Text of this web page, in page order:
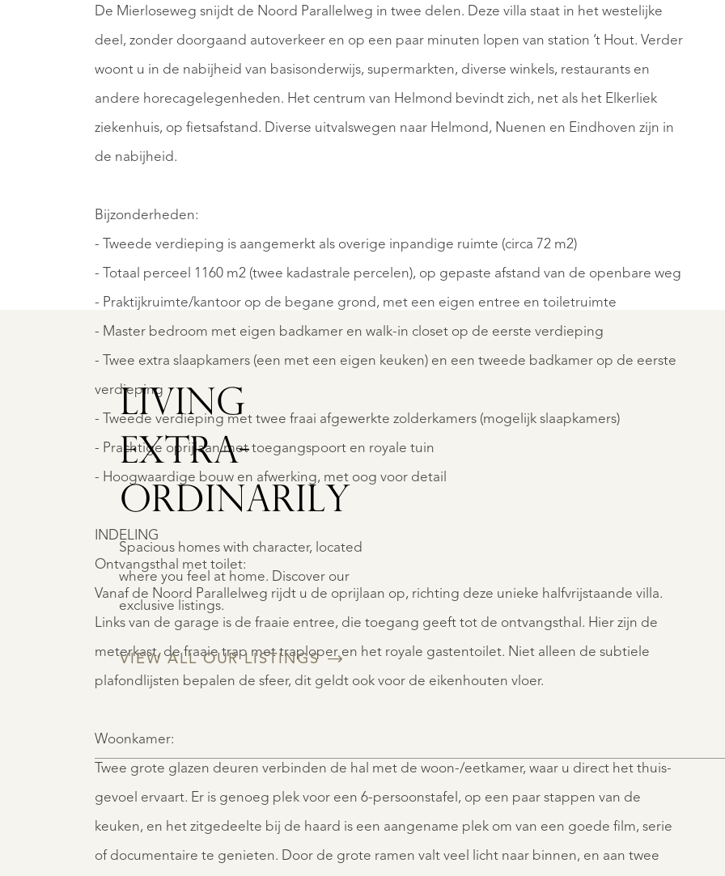
De Mierloseweg snijdt de Noord Parallelweg in twee delen. Deze villa staat in het westelijke
deel, zonder doorgaand autoverkeer en op een paar minuten lopen van station ’t Hout. Verder
woont u in de nabijheid van basisonderwijs, supermarkten, diverse winkels, restaurants en
andere horecagelegenheden. Het centrum van Helmond bevindt zich, net als het Elkerliek
ziekenhuis, op fietsafstand. Diverse uitvalswegen naar Helmond, Nuenen en Eindhoven zijn in
de nabijheid.
Bijzonderheden:
- Tweede verdieping is aangemerkt als overige inpandige ruimte (circa 72 m2)
- Totaal perceel 1160 m2 (twee kadastrale percelen), op gepaste afstand van de openbare weg
- Praktijkruimte/kantoor op de begane grond, met een eigen entree en toiletruimte
- Master bedroom met eigen badkamer en walk-in closet op de eerste verdieping
- Twee extra slaapkamers (een met een eigen keuken) en een tweede badkamer op de eerste
verdieping
- Tweede verdieping met twee fraai afgewerkte zolderkamers (mogelijk slaapkamers)
- Prachtige oprijlaan met toegangspoort en royale tuin
- Hoogwaardige bouw en afwerking, met oog voor detail
INDELING
Ontvangsthal met toilet:
Vanaf de Noord Parallelweg rijdt u de oprijlaan op, richting deze unieke halfvrijstaande villa.
Links van de garage is de fraaie entree, die toegang geeft tot de ontvangsthal. Hier zijn de
meterkast, de fraaie trap met traploper en het royale gastentoilet. Niet alleen de subtiele
plafondlijsten bepalen de sfeer, dit geldt ook voor de eikenhouten vloer.
Woonkamer:
Twee grote glazen deuren verbinden de hal met de woon-/eetkamer, waar u direct het thuis-
gevoel ervaart. Er is genoeg plek voor een 6-persoonstafel, op een paar stappen van de
keuken, en het zitgedeelte bij de haard is een aangename plek om van een goede film, serie
of documentaire te genieten. Door de grote ramen valt veel licht naar binnen, en aan twee
LIVING
EXTRA­
ORDINARILY
Spacious homes with character, located
where you feel at home. Discover our
exclusive listings.
VIEW ALL OUR LISTINGS
KEIZERLAAN
12
€
K.K.
8